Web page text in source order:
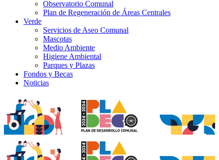
Observatorio Comunal
Plan de Regeneración de Áreas Centrales
Verde
Servicios de Aseo Comunal
Mascotas
Medio Ambiente
Higiene Ambiental
Parques y Plazas
Fondos y Becas
Noticias